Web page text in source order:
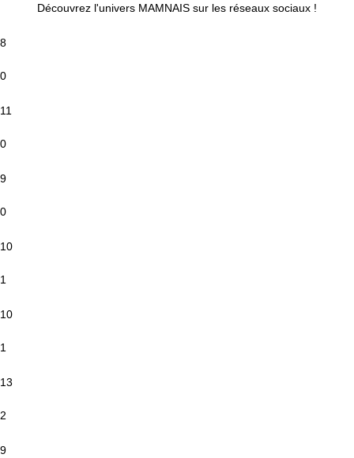
Découvrez l'univers MAMNAIS sur les réseaux sociaux !
8
0
11
0
9
0
10
1
10
1
13
2
9